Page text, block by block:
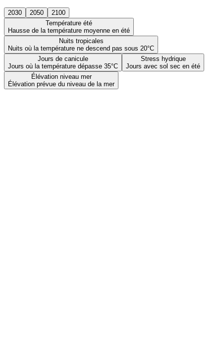
2030 2050
2100
Température été
Hausse de la température moyenne en été
Nuits tropicales
Nuits où la température ne descend pas sous 20°C
Jours de canicule
Jours où la température dépasse 35°C
Stress hydrique
Jours avec sol sec en été
Élévation niveau mer
Élévation prévue du niveau de la mer